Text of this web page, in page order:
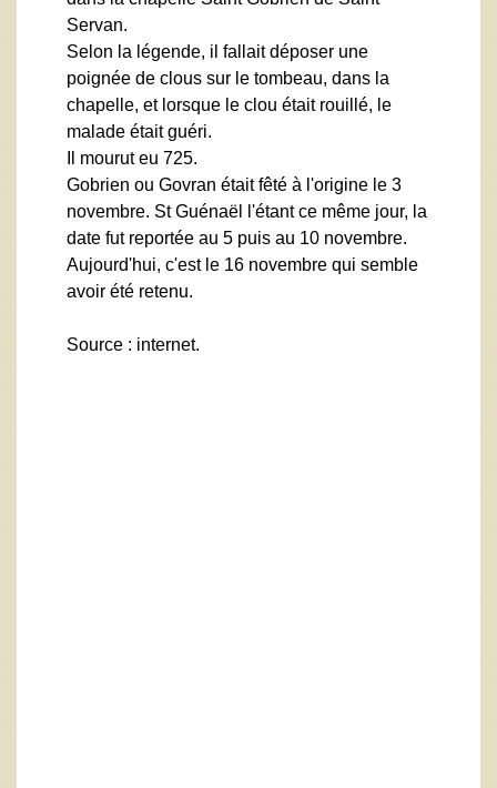
Servan.
Selon la légende, il fallait déposer une
poignée de clous sur le tombeau, dans la
chapelle, et lorsque le clou était rouillé, le
malade était guéri.
Il mourut eu 725.
Gobrien ou Govran était fêté à l'origine le 3
novembre. St Guénaël l'étant ce même jour, la
date fut reportée au 5 puis au 10 novembre.
Aujourd'hui, c'est le 16 novembre qui semble
avoir été retenu.
Source : internet.